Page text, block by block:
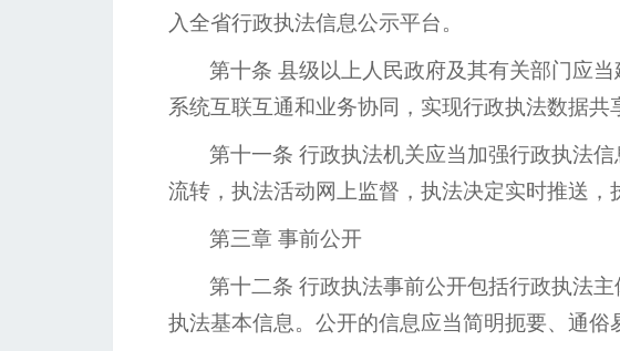
入全省行政执法信息公示平台。
第十条 县级以上人民政府及其有关部门应
系统互联互通和业务协同，实现行政执法数据共
第十一条 行政执法机关应当加强行政执法
流转，执法活动网上监督，执法决定实时推送，
第三章 事前公开
第十二条 行政执法事前公开包括行政执法
执法基本信息。公开的信息应当简明扼要、通俗